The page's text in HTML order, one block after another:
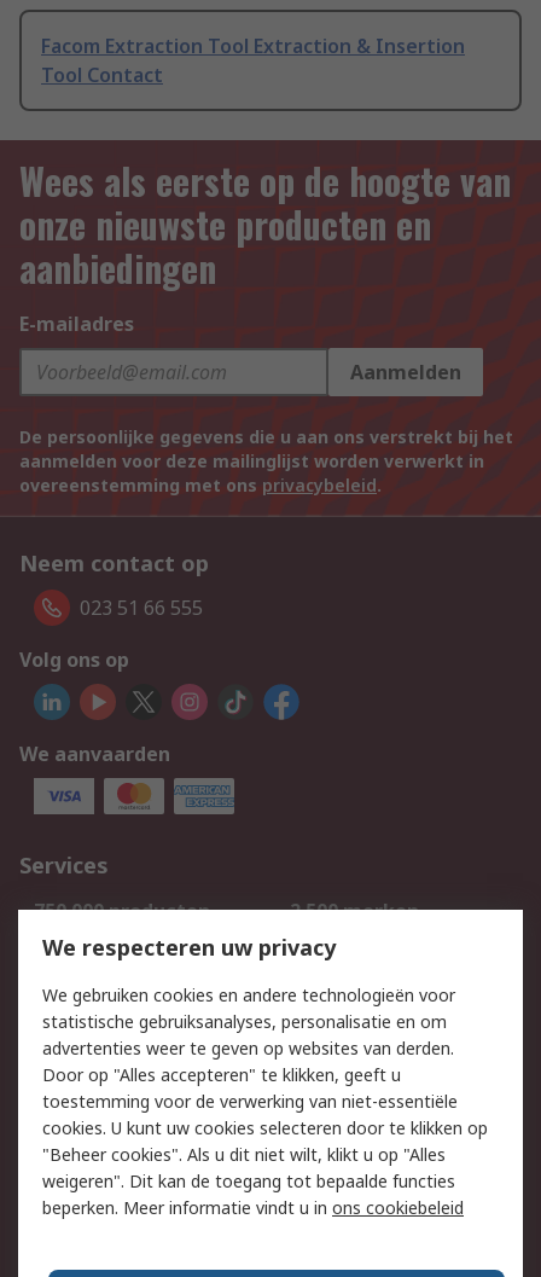
Facom Extraction Tool Extraction & Insertion
Tool Contact
Wees als eerste op de hoogte van
onze nieuwste producten en
aanbiedingen
E-mailadres
Aanmelden
De persoonlijke gegevens die u aan ons verstrekt bij het
aanmelden voor deze mailinglijst worden verwerkt in
overeenstemming met ons privacybeleid.
Neem contact op
023 51 66 555
Volg ons op
We aanvaarden
Services
750.000 producten
2.500 merken
Bestellen
Inkoopoplossingen
Track & Trace
Wettelijk
Cookiebeleid
Email veiligheid
Privacybeleid
Websitevoorwaarden
Algemene
verkoopvoorwaarden
We respecteren uw privacy
We gebruiken cookies en andere technologieën voor
statistische gebruiksanalyses, personalisatie en om
advertenties weer te geven op websites van derden.
Door op "Alles accepteren" te klikken, geeft u
toestemming voor de verwerking van niet-essentiële
cookies. U kunt uw cookies selecteren door te klikken op
"Beheer cookies". Als u dit niet wilt, klikt u op "Alles
weigeren". Dit kan de toegang tot bepaalde functies
beperken. Meer informatie vindt u in ons cookiebeleid